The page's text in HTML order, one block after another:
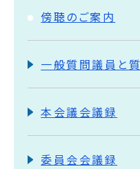
傍聴のご案内
一般質問議員と
本会議会議録
委員会会議録